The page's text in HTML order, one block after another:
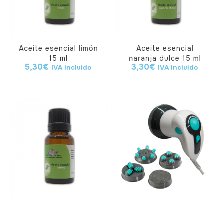
Aceite esencial limón
15 ml
5,30€ IVA incluido
Aceite esencial
naranja dulce 15 ml
3,30€ IVA incluido